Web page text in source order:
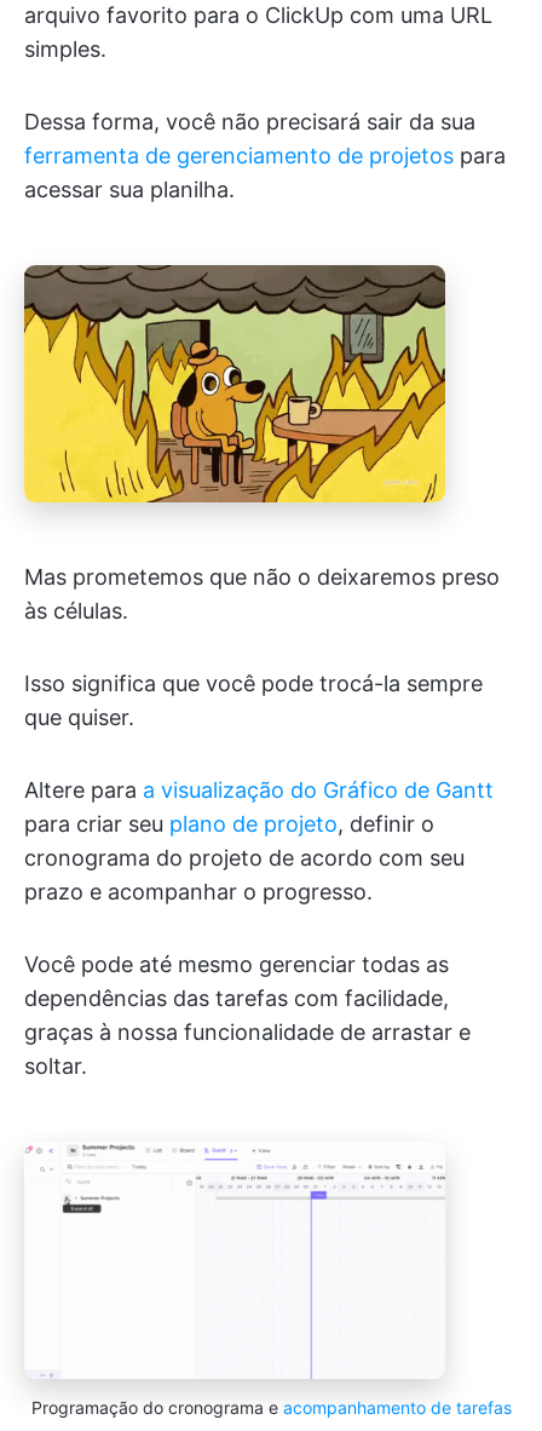
arquivo favorito para o ClickUp com uma URL
simples.
Dessa forma, você não precisará sair da sua
ferramenta de gerenciamento de projetos para
acessar sua planilha.
Mas prometemos que não o deixaremos preso
às células.
Isso significa que você pode trocá-la sempre
que quiser.
Altere para a visualização do Gráfico de Gantt
para criar seu plano de projeto, definir o
cronograma do projeto de acordo com seu
prazo e acompanhar o progresso.
Você pode até mesmo gerenciar todas as
dependências das tarefas com facilidade,
graças à nossa funcionalidade de arrastar e
soltar.
Programação do cronograma e acompanhamento de tarefas